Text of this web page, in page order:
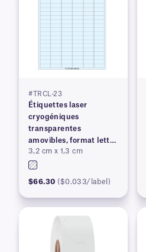
#TRCL-23
Étiquettes laser
cryogéniques
transparentes
amovibles, format lettre
US
3,2 cm x 1,3 cm
$66.30 ($0.033/label)